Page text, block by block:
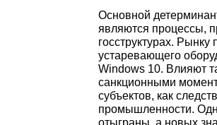
Основной
являются процессы,
госструктурах.
устаревающего
Windows 10. Влияют
санкционными
субъектов, как
промышленности.
отыграны, а новых